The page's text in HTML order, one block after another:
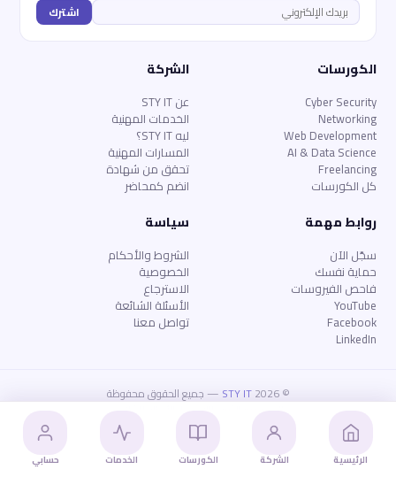
الرئيسية الشركة الكورسات الخدمات حسابي
اشترك
الكورسات
Cyber Security
Networking
Web Development
AI & Data Science
Freelancing
كل الكورسات
الشركة
عن STY IT
الخدمات المهنية
ليه STY IT؟
المسارات المهنية
تحقق من شهادة
انضم كمحاضر
روابط مهمة
سجّل الآن
حماية نفسك
فاحص الفيروسات
YouTube
Facebook
LinkedIn
سياسة
الشروط والأحكام
الخصوصية
الاسترجاع
الأسئلة الشائعة
تواصل معنا
© 2026
STY IT — جميع الحقوق محفوظة